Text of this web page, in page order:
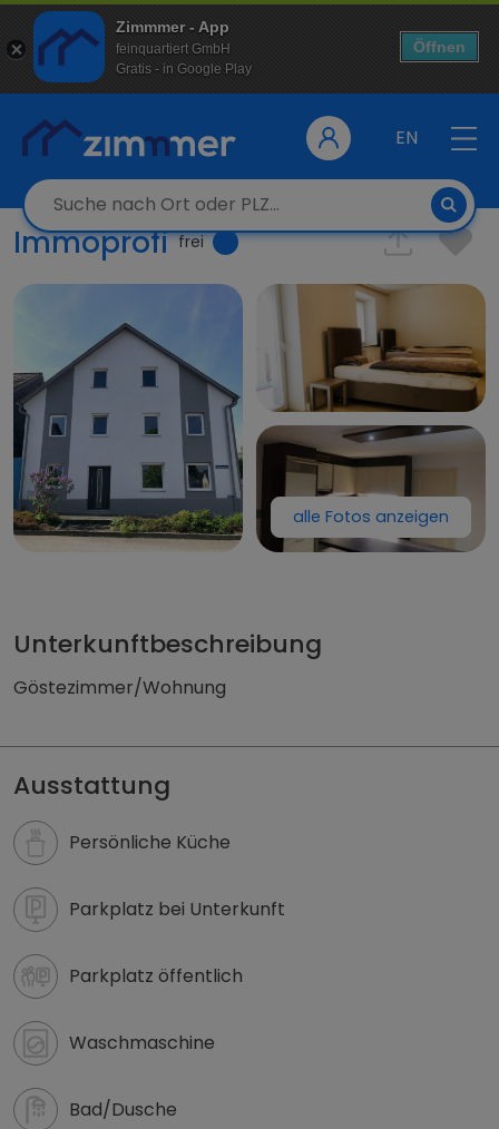
Zimmmer - App
feinquartiert GmbH
Gratis - in Google Play
Öffnen
EN
Immoprofi frei
alle Fotos anzeigen
Unterkunftbeschreibung
Göstezimmer/Wohnung
Ausstattung
Persönliche Küche
Parkplatz bei Unterkunft
Parkplatz öffentlich
Waschmaschine
Bad/Dusche